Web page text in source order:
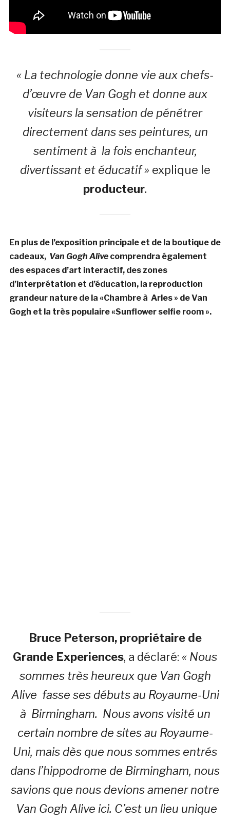
« La technologie donne vie aux chefs-
d’œuvre de Van Gogh et donne aux
visiteurs la sensation de pénétrer
directement dans ses peintures, un
sentiment à la fois enchanteur,
divertissant et éducatif » explique le
producteur.
En plus de l’exposition principale et de la boutique de
cadeaux, Van Gogh Alivecomprendra également
des espaces d’art interactif, des zones
d’interprétation et d’éducation, la reproduction
grandeur nature de la «Chambre à Arles » de Van
Gogh et la très populaire «Sunflower selfie room ».
Bruce Peterson, propriétaire de
Grande Experiences, a déclaré: « Nous
sommes très heureux que Van Gogh
Alive fasse ses débuts au Royaume-Uni
à Birmingham. Nous avons visité un
certain nombre de sites au Royaume-
Uni, mais dès que nous sommes entrés
dans l’hippodrome de Birmingham, nous
savions que nous devions amener notre
Van Gogh Alive ici. C’est un lieu unique